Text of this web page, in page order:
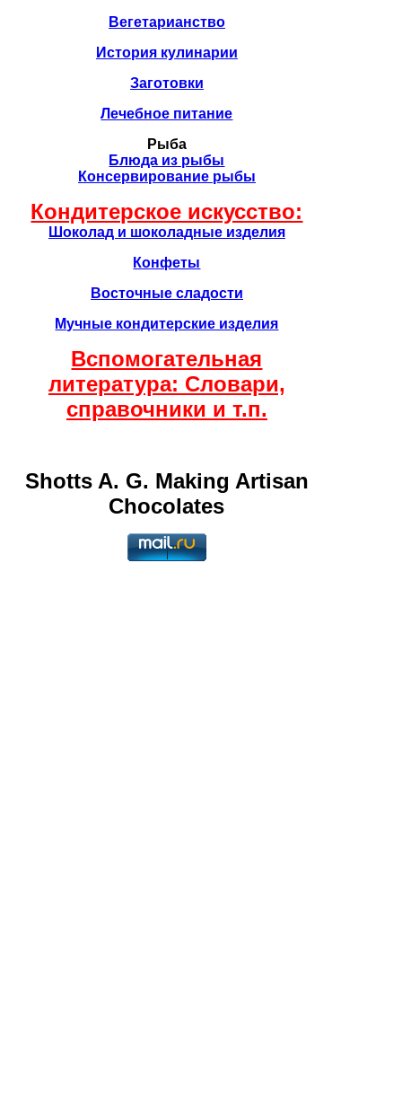
Вегетарианство
История кулинарии
Заготовки
Лечебное питание
Рыба
Блюда из рыбы
Консервирование рыбы
Кондитерское искусство:
Шоколад и шоколадные изделия
Конфеты
Восточные сладости
Мучные кондитерские изделия
Вспомогательная
литература: Словари,
справочники и т.п.
Shotts A. G. Making Artisan
Chocolates